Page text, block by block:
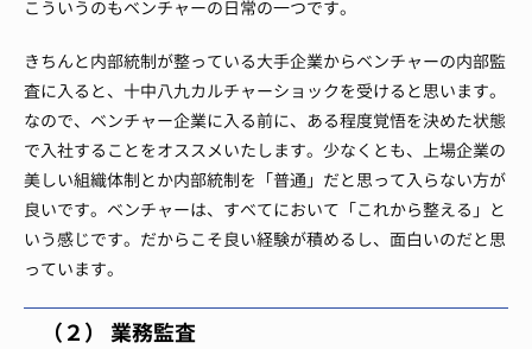
こういうのもベンチャーの日常の一つです。
きちんと内部統制が整っている大手企業からベンチャーの内部監
査に入ると、十中八九カルチャーショックを受けると思います。
なので、ベンチャー企業に入る前に、ある程度覚悟を決めた状態
で入社することをオススメいたします。 少なくとも、上場企業の
美しい組織体制とか内部統制を「普通」だと思って入らない方が
良いです。 ベンチャーは、すべてにおいて「これから整える」と
いう感じです。 だからこそ良い経験が積めるし、面白いのだと思
っています。
（２） 業務監査